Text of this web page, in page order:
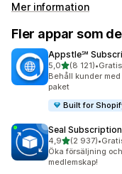
Mer information
Fler appar som
Appstle℠
5,0av 5 stjärnor
(8 121)
8121 recensioner
•
Behåll kunder
paket
Built for
Seal
4,9av 5 stjärnor
(2 937)
2937 recensioner
•
Öka försäljning
medlemskap!